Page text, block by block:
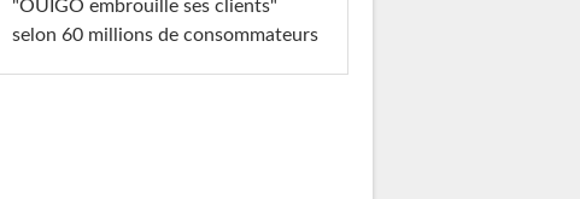
"OUIGO embrouille ses clients"
selon 60 millions de consommateurs